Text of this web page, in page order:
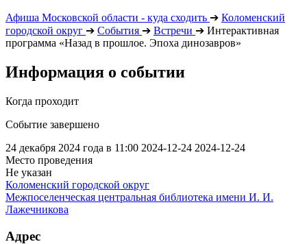
Афиша Московской области - куда сходить ➔ Коломенский
городской округ ➔ События ➔ Встречи ➔ Интерактивная
программа «Назад в прошлое. Эпоха динозавров»
Информация о событии
Когда проходит
Событие завершено
24 декабря 2024 года в 11:00 2024-12-24 2024-12-24
Место проведения
Не указан
Коломенский городской округ
Межпоселенческая центральная библиотека имени И. И.
Лажечникова
Адрес